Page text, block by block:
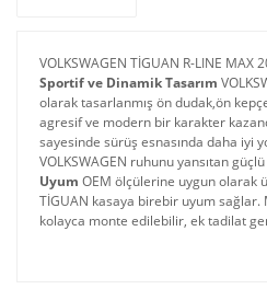
VOLKSWAGEN TİGUAN R-LINE MAX
Sportif ve Dinamik Tasarım
olarak tasarlanmış ön dudak,ön
agresif ve modern bir karakter
sayesinde sürüş esnasında daha iyi
VOLKSWAGEN ruhunu yansıtan
Uyum OEM ölçülerine uygun olarak
TİGUAN kasaya birebir uyum sağlar.
kolayca monte edilebilir, ek tadilat